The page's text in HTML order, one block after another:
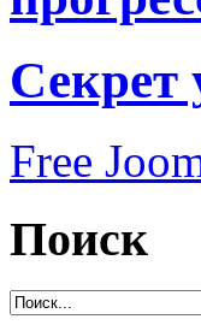
Секрет
Free
Поиск